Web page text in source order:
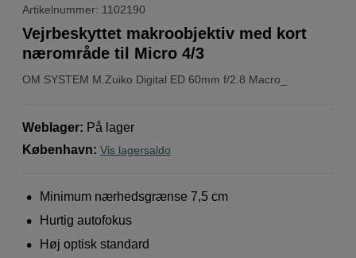
Artikelnummer: 1102190
OM SYSTEM M.Zuiko Digital ED 60mm f/2.8 Macro_
Vejrbeskyttet makroobjektiv med kort
nærområde til Micro 4/3
Weblager: På lager
København: Vis lagersaldo
Minimum nærhedsgrænse 7,5 cm
Hurtig autofokus
Høj optisk standard